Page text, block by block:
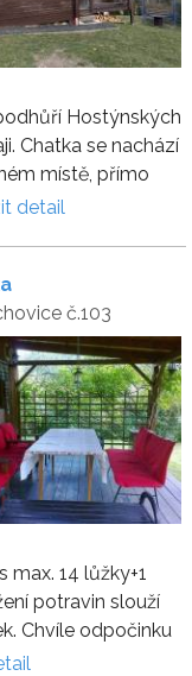
Hostýnských
Chatka se nachází
místě, přímo
detail
č.103
max. 14 lůžky+1
potravin slouží
Chvíle odpočinku